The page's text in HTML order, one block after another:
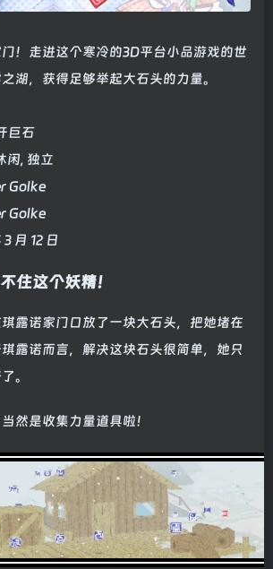
！走进这个寒冷的3D平台小品游戏的世
湖，获得足够举起大石头的力量。
巨石
闲, 独立
Golke
Golke
月 12 日
住这个妖精！
露诺家门口放了一块大石头，把她堵在
露诺而言，解决这块石头很简单，她只
。
然是收集力量道具啦！